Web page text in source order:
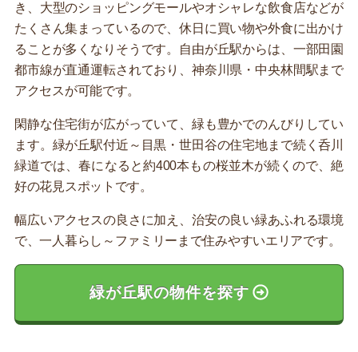
き、大型のショッピングモールやオシャレな飲食店などが
たくさん集まっているので、休日に買い物や外食に出かけ
ることが多くなりそうです。自由が丘駅からは、一部田園
都市線が直通運転されており、神奈川県・中央林間駅まで
アクセスが可能です。
閑静な住宅街が広がっていて、緑も豊かでのんびりしてい
ます。緑が丘駅付近～目黒・世田谷の住宅地まで続く呑川
緑道では、春になると約400本もの桜並木が続くので、絶
好の花見スポットです。
幅広いアクセスの良さに加え、治安の良い緑あふれる環境
で、一人暮らし～ファミリーまで住みやすいエリアです。
緑が丘駅の物件を探す